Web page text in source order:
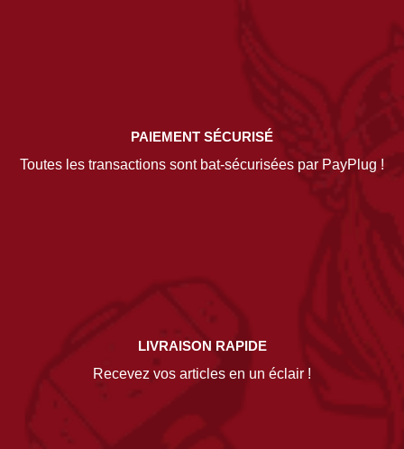
PAIEMENT SÉCURISÉ
Toutes les transactions sont bat-sécurisées par PayPlug !
LIVRAISON RAPIDE
Recevez vos articles en un éclair !